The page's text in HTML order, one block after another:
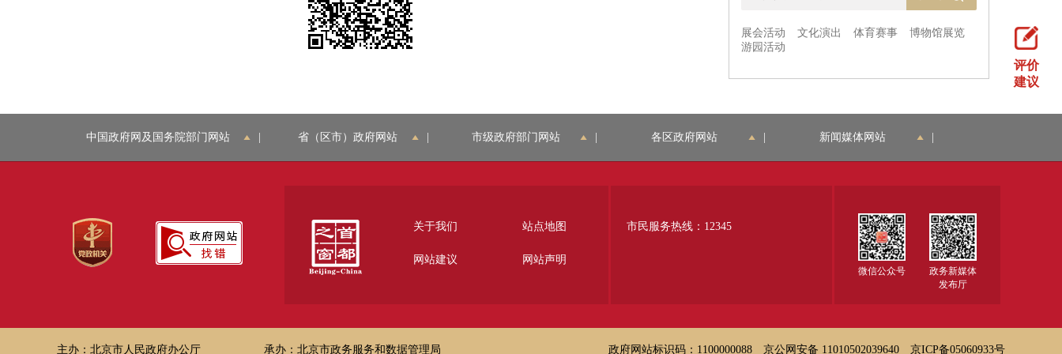
评价
建议
中国政府网及国务院部门网站 省（区市）政府网站 市级政府部门网站 各区政府网站 新闻媒体网站
关于我们 站点地图
网站建议 网站声明
市民服务热线：12345
微信公众号
政务新媒体
发布厅
主办：北京市人民政府办公厅 承办：北京市政务服务和数据管理局 政府网站标识码：1100000088 京公网安备 11010502039640 京ICP备05060933号